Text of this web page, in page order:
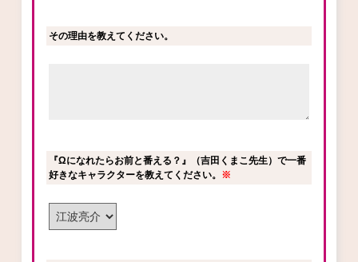
その理由を教えてください。
『Ωになれたらお前と番える？』（吉田くまこ先生）で一番
好きなキャラクターを教えてください。 ※